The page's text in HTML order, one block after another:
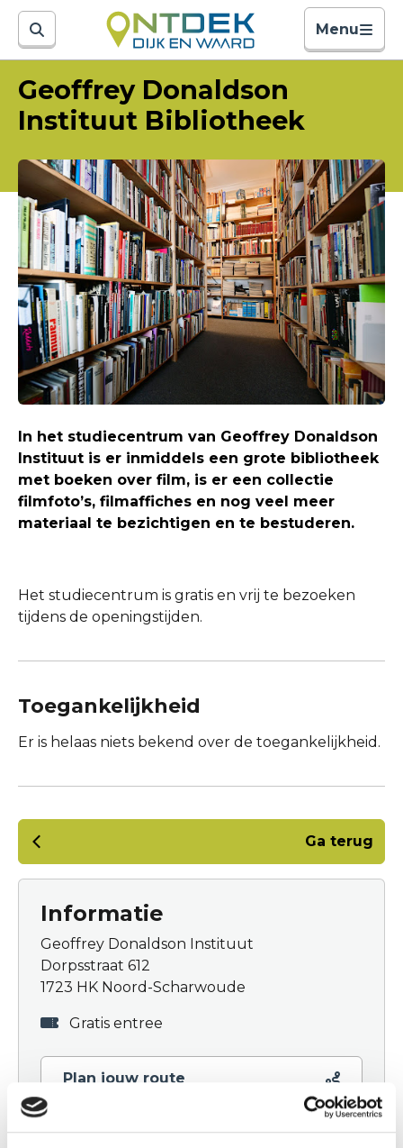
Menu
Geoffrey Donaldson
Instituut Bibliotheek
In het studiecentrum van Geoffrey Donaldson
Instituut is er inmiddels een grote bibliotheek
met boeken over film, is er een collectie
filmfoto’s, filmaffiches en nog veel meer
materiaal te bezichtigen en te bestuderen.
Het studiecentrum is gratis en vrij te bezoeken
tijdens de openingstijden.
Toegankelijkheid
Er is helaas niets bekend over de toegankelijkheid.
Ga terug
Informatie
Geoffrey Donaldson Instituut
Dorpsstraat 612
1723 HK Noord-Scharwoude
Gratis entree
Plan jouw route